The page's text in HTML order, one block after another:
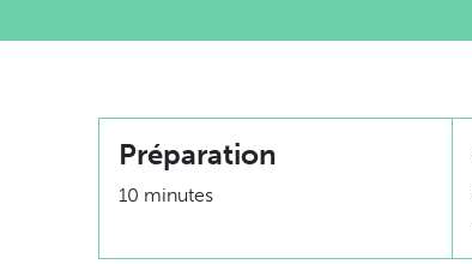
Préparation
10 minutes